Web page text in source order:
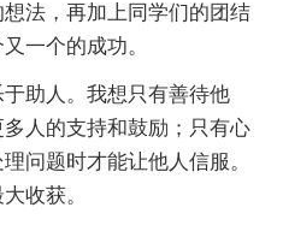
法，再加上同学们的团结
一个的成功。
助人。我想只有善待他
人的支持和鼓励；只有心
问题时才能让他人信服。
收获。